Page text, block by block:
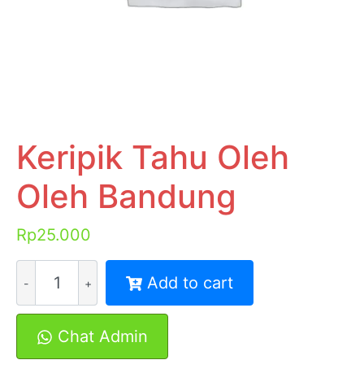
Keripik Tahu Oleh
Oleh Bandung
Rp25.000
Tahu
Oleh
Oleh
Bandung
Add to cart
Chat Admin